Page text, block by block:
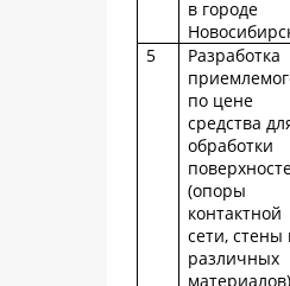
в городе
5
Разработка
по цене
средства
обработки
(опоры
контактной
сети, стены
различных